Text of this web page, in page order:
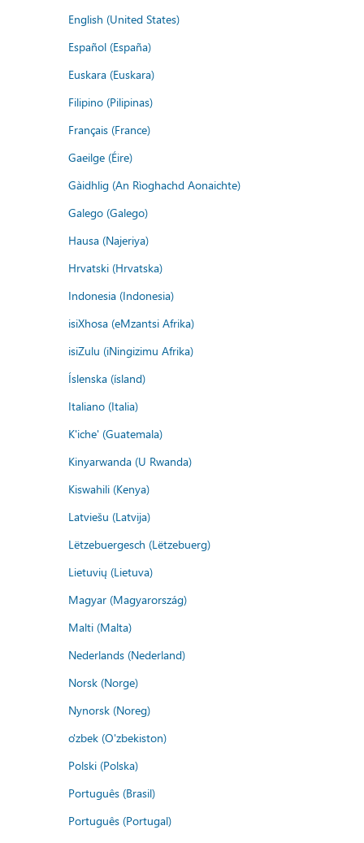
English (United States)
Español (España)
Euskara (Euskara)
Filipino (Pilipinas)
Français (France)
Gaeilge (Éire)
Gàidhlig (An Rìoghachd Aonaichte)
Galego (Galego)
Hausa (Najeriya)
Hrvatski (Hrvatska)
Indonesia (Indonesia)
isiXhosa (eMzantsi Afrika)
isiZulu (iNingizimu Afrika)
Íslenska (ísland)
Italiano (Italia)
K'iche' (Guatemala)
Kinyarwanda (U Rwanda)
Kiswahili (Kenya)
Latviešu (Latvija)
Lëtzebuergesch (Lëtzebuerg)
Lietuvių (Lietuva)
Magyar (Magyarország)
Malti (Malta)
Nederlands (Nederland)
Norsk (Norge)
Nynorsk (Noreg)
o'zbek (O'zbekiston)
Polski (Polska)
Português (Brasil)
Português (Portugal)